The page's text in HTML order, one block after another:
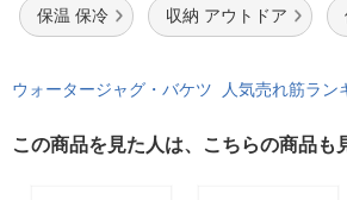
保温 保冷 収納 アウトドア
ウォータージャグ・バケツ 人気売れ筋ラン
この商品を見た人は、こちらの商品も